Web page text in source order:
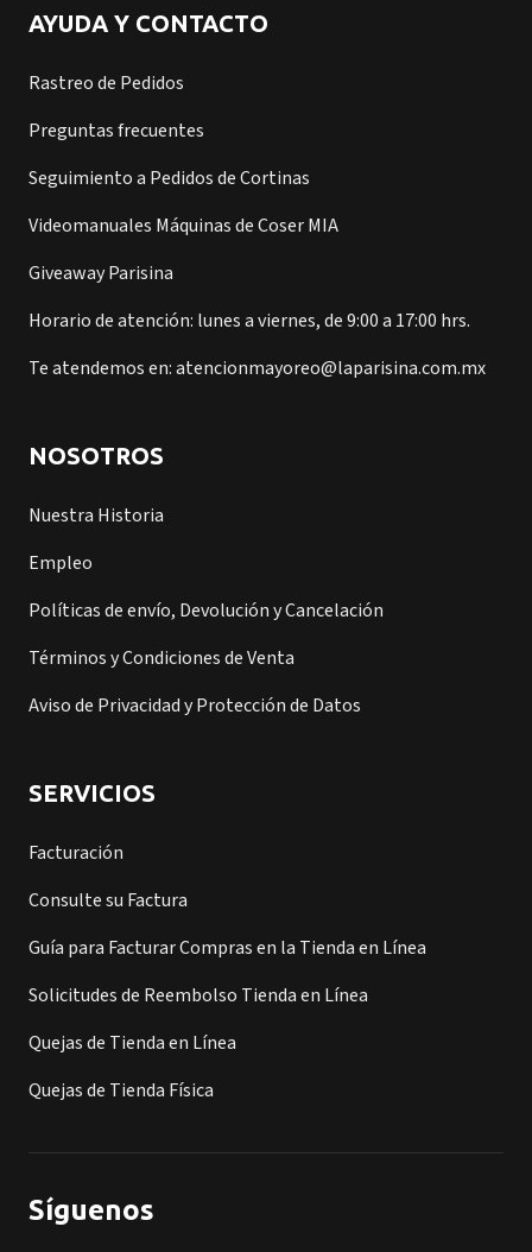
AYUDA Y CONTACTO
Rastreo de Pedidos
Preguntas frecuentes
Seguimiento a Pedidos de Cortinas
Videomanuales Máquinas de Coser MIA
Giveaway Parisina
Horario de atención: lunes a viernes, de 9:00 a 17:00 hrs.
Te atendemos en: atencionmayoreo@laparisina.com.mx
NOSOTROS
Nuestra Historia
Empleo
Políticas de envío, Devolución y Cancelación
Términos y Condiciones de Venta
Aviso de Privacidad y Protección de Datos
SERVICIOS
Facturación
Consulte su Factura
Guía para Facturar Compras en la Tienda en Línea
Solicitudes de Reembolso Tienda en Línea
Quejas de Tienda en Línea
Quejas de Tienda Física
Síguenos